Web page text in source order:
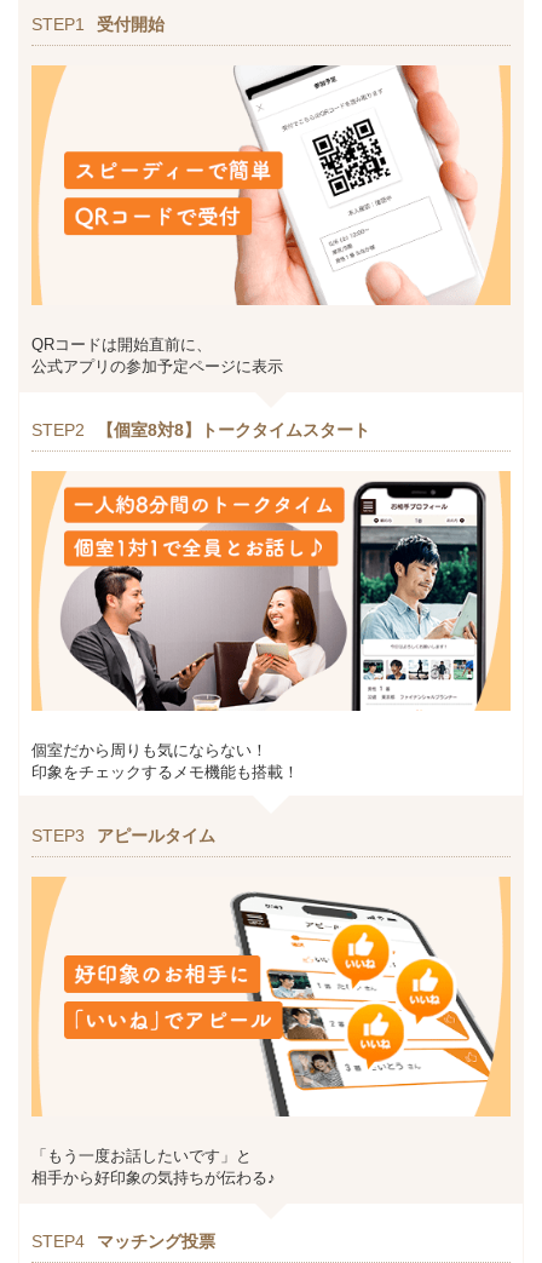
STEP1 受付開始
QRコードは開始直前に、
公式アプリの参加予定ページに表示
STEP2 【個室8対8】トークタイムスタート
個室だから周りも気にならない！
印象をチェックするメモ機能も搭載！
STEP3 アピールタイム
「もう一度お話したいです」と
相手から好印象の気持ちが伝わる♪
STEP4 マッチング投票